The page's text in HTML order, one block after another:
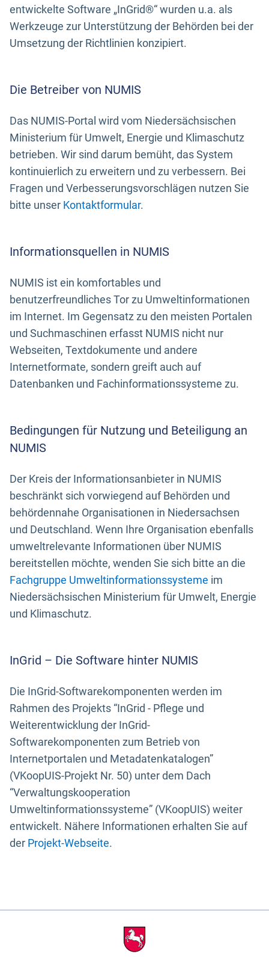
entwickelte Software „InGrid®“ wurden u.a. als
Werkzeuge zur Unterstützung der Behörden bei der
Umsetzung der Richtlinien konzipiert.
Die Betreiber von NUMIS
Das NUMIS-Portal wird vom Niedersächsischen
Ministerium für Umwelt, Energie und Klimaschutz
betrieben. Wir sind darum bemüht, das System
kontinuierlich zu erweitern und zu verbessern. Bei
Fragen und Verbesserungsvorschlägen nutzen Sie
bitte unser Kontaktformular.
Informationsquellen in NUMIS
NUMIS ist ein komfortables und
benutzerfreundliches Tor zu Umweltinformationen
im Internet. Im Gegensatz zu den meisten Portalen
und Suchmaschinen erfasst NUMIS nicht nur
Webseiten, Textdokumente und andere
Internetformate, sondern greift auch auf
Datenbanken und Fachinformationssysteme zu.
Bedingungen für Nutzung und Beteiligung an
NUMIS
Der Kreis der Informationsanbieter in NUMIS
beschränkt sich vorwiegend auf Behörden und
behördennahe Organisationen in Niedersachsen
und Deutschland. Wenn Ihre Organisation ebenfalls
umweltrelevante Informationen über NUMIS
bereitstellen möchte, wenden Sie sich bitte an die
Fachgruppe Umweltinformationssysteme im
Niedersächsischen Ministerium für Umwelt, Energie
und Klimaschutz.
InGrid – Die Software hinter NUMIS
Die InGrid-Softwarekomponenten werden im
Rahmen des Projekts “InGrid - Pflege und
Weiterentwicklung der InGrid-
Softwarekomponenten zum Betrieb von
Internetportalen und Metadatenkatalogen”
(VKoopUIS-Projekt Nr. 50) unter dem Dach
“Verwaltungskooperation
Umweltinformationssysteme” (VKoopUIS) weiter
entwickelt. Nähere Informationen erhalten Sie auf
der Projekt-Webseite.